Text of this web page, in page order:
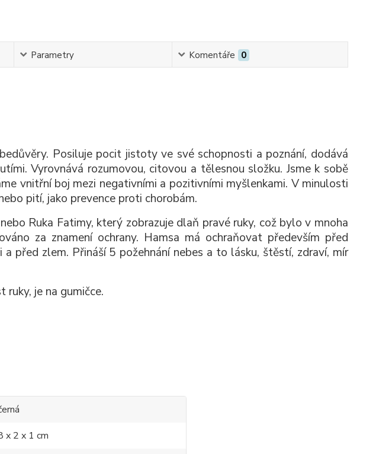
Parametry Komentáře 0
Posiluje pocit jistoty ve své schopnosti a poznání, dodává
Vyrovnává rozumovou, citovou a tělesnou složku. Jsme k sobě
vnitřní boj mezi negativními a pozitivními myšlenkami. V minulosti
pití, jako prevence proti chorobám.
Ruka Fatimy, který zobrazuje dlaň pravé ruky, což bylo v mnoha
za znamení ochrany. Hamsa má ochraňovat především před
před zlem. Přináší 5 požehnání nebes a to lásku, štěstí, zdraví, mír
ruky, je na gumičce.
x 2 x 1 cm